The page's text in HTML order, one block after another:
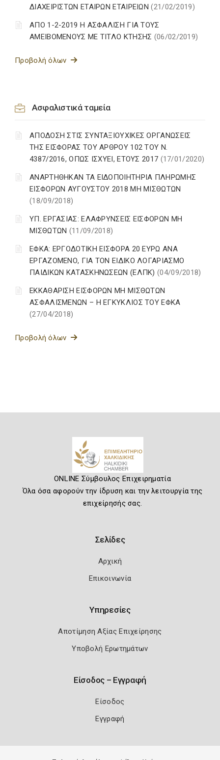
ΔΙΑΧΕΙΡΙΣΤΩΝ ΕΤΑΙΡΩΝ ΕΤΑΙΡΕΙΩΝ(21/02/2019)
ΑΠΟ 1-2-2019 Η ΑΣΦΑΛΙΣΗ ΓΙΑ ΤΟΥΣ
ΑΜΕΙΒΟΜΕΝΟΥΣ ΜΕ ΤΙΤΛΟ ΚΤΗΣΗΣ (06/02/2019)
Προβολή όλων
Ασφαλιστικά ταμεία
ΑΠΟΔΟΣΗ ΣΤΙΣ ΣΥΝΤΑΞΙΟΥΧΙΚΕΣ ΟΡΓΑΝΩΣΕΙΣ
ΤΗΣ ΕΙΣΦΟΡΑΣ ΤΟΥ ΑΡΘΡΟΥ 102 ΤΟΥ Ν.
4387/2016, ΟΠΩΣ ΙΣΧΥΕΙ, ΕΤΟΥΣ 2017 (17/01/2020)
ΑΝΑΡΤΗΘΗΚΑΝ ΤΑ ΕΙΔΟΠΟΙΗΤΗΡΙΑ ΠΛΗΡΩΜΗΣ
ΕΙΣΦΟΡΩΝ ΑΥΓΟΥΣΤΟΥ 2018 ΜΗ ΜΙΣΘΩΤΩΝ
(18/09/2018)
ΥΠ. ΕΡΓΑΣΙΑΣ: ΕΛΑΦΡΥΝΣΕΙΣ ΕΙΣΦΟΡΩΝ ΜΗ
ΜΙΣΘΩΤΩΝ (11/09/2018)
ΕΦΚΑ: ΕΡΓΟΔΟΤΙΚΗ ΕΙΣΦΟΡΑ 20 ΕΥΡΩ ΑΝΑ
ΕΡΓΑΖΟΜΕΝΟ, ΓΙΑ ΤΟΝ ΕΙΔΙΚΟ ΛΟΓΑΡΙΑΣΜΟ
ΠΑΙΔΙΚΩΝ ΚΑΤΑΣΚΗΝΩΣΕΩΝ (ΕΛΠΚ)(04/09/2018)
ΕΚΚΑΘΑΡΙΣΗ ΕΙΣΦΟΡΩΝ ΜΗ ΜΙΣΘΩΤΩΝ
ΑΣΦΑΛΙΣΜΕΝΩΝ – Η ΕΓΚΥΚΛΙΟΣ ΤΟΥ ΕΦΚΑ
(27/04/2018)
Προβολή όλων
ONLINE Σύμβουλος Επιχειρηματία
Όλα όσα αφορούν την ίδρυση και την λειτουργία της
επιχείρησής σας.
Σελίδες
Αρχική
Επικοινωνία
Υπηρεσίες
Αποτίμηση Αξίας Επιχείρησης
Υποβολή Ερωτημάτων
Είσοδος – Εγγραφή
Είσοδος
Εγγραφή